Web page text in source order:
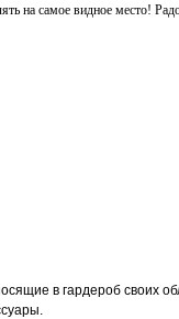
на самое видное место!
в гардероб своих